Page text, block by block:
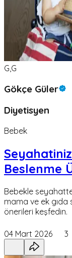
G,G
Gökçe Güler
Diyetisyen
Bebek
Beslenme
Bebekle
mama ve ek
önerileri keşfedin.
04 Mart 2026 3